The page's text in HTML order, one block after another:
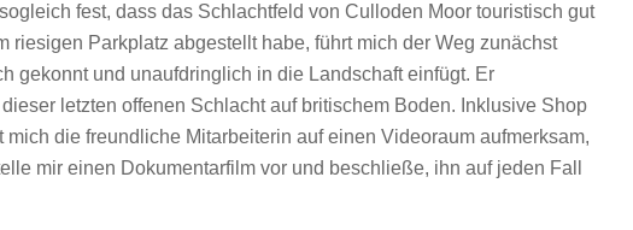
fest, dass das Schlachtfeld von Culloden Moor touristisch gut
riesigen Parkplatz abgestellt habe, führt mich der Weg zunächst
gekonnt und unaufdringlich in die Landschaft einfügt. Er
letzten offenen Schlacht auf britischem Boden. Inklusive Shop
die freundliche Mitarbeiterin auf einen Videoraum aufmerksam,
mir einen Dokumentarfilm vor und beschließe, ihn auf jeden Fall